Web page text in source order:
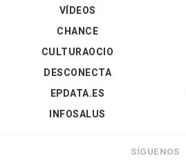
VÍDEOS
CHANCE
CULTURAOCIO
DESCONECTA
EPDATA.ES
INFOSALUS
SÍGUENOS